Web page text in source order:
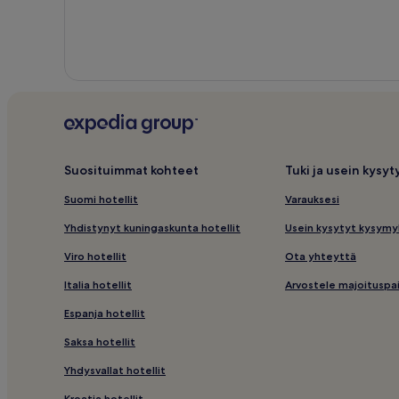
Suosituimmat kohteet
Suomi hotellit
Yhdistynyt kuningaskunta hotellit
Viro hotellit
Italia hotellit
Espanja hotellit
Saksa hotellit
Yhdysvallat hotellit
Tuki ja usein
Varauksesi
Usein kysytyt
Ota yhteyttä
Arvostele